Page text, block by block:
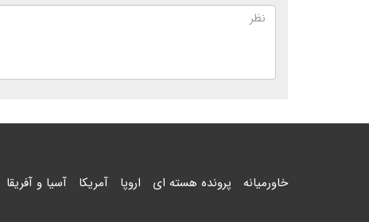
خاورمیانه پرونده هسته ای اروپا آمریکا آسیا و آفریقا